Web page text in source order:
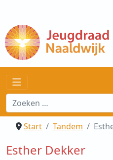
Start Tandem
Esther Dekker